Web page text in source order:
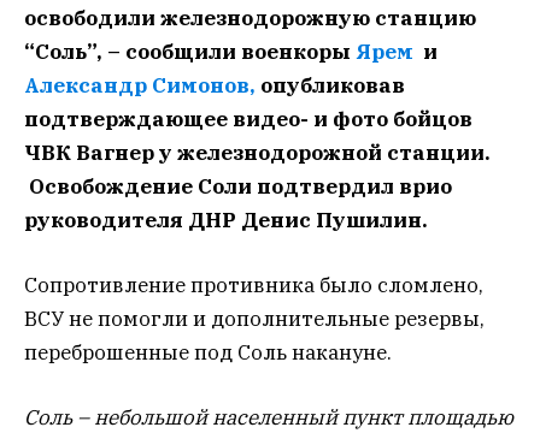
освободили железнодорожную станцию
“Соль”, – сообщили военкоры Ярем и
Александр Симонов, опубликовав
подтверждающее видео- и фото бойцов
ЧВК Вагнер у железнодорожной станции.
Освобождение Соли подтвердил врио
руководителя ДНР Денис Пушилин.
Сопротивление противника было сломлено,
ВСУ не помогли и дополнительные резервы,
переброшенные под Соль накануне.
Соль – небольшой населенный пункт площадью